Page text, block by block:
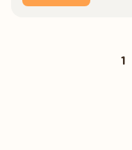
1